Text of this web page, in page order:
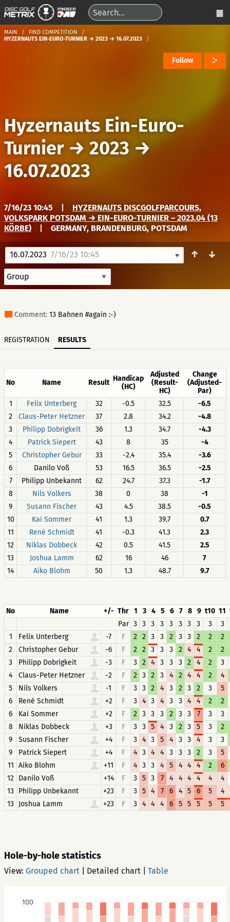
MAIN
FIND COMPETITION
HYZERNAUTS EIN-EURO-TURNIER → 2023 → 16.07.2023
Follow
Hyzernauts Ein-Euro-
Turnier→ 2023 →
16.07.2023
7/16/23 10:45
HYZERNAUTS DISCGOLFPARCOURS,
VOLKSPARK POTSDAM → EIN-EURO-TURNIER – 2023.04 (13
KÖRBE)
GERMANY, BRANDENBURG, POTSDAM
16.07.2023 7/16/23 10:45 ↑ ↓
Comment: 13 Bahnen #again :⁠-⁠)
REGISTRATION RESULTS
No Name Result Handicap
(HC)
Adjusted
(Result-
HC)
Change
(Adjusted-
Par)
1
Felix Unterberg 32 -0.5 32.5
-6.5
2
Claus-Peter Hetzner 37 2.8 34.2
-4.8
3
Philipp Dobrigkeit 36 1.3 34.7
-4.3
4
Patrick Siepert 43 8 35
-4
5
Christopher Gebur 33 -2.4 35.4
-3.6
6
Danilo Voß 53 16.5 36.5
-2.5
7
Philipp Unbekannt 62 24.7 37.3
-1.7
8
Nils Volkers 38 0 38
-1
9
Susann Fischer 43 4.5 38.5
-0.5
10
Kai Sommer 41 1.3 39.7
0.7
11
René Schmidt 41 -0.3 41.3
2.3
12
Niklas Dobbeck 42 0.5 41.5
2.5
13
Joshua Lamm 62 16 46
7
14
Aiko Blohm 50 1.3 48.7 9.7
No Name +/- Thr 1 3 4 5 6 7 8 9 t10 11
Par 3 3 3 3 3 3 3 3 3
3
1
Felix Unterberg -7 F 2 2 3 3 2 3 3 2 2
2
2
Christopher Gebur -6 F 2 2 3 3 3 2 4 4 2
2
3
Philipp Dobrigkeit -3 F 3 2 4 3 3 3 2 4 2
3
4
Claus-Peter Hetzner -2 F 2 3 2 3 4 2 4 4 2
4
5
Nils Volkers -1 F 3 3 2 4 3 2 3 2 3
5
6
René Schmidt +2 F 3 4 3 4 3 3 4 4 2
2
6
Kai Sommer +2 F 2 3 3 3 2 3 3 7 3
3
8
Niklas Dobbeck +3 F 3 3 5 4 3 2 3 5 3
2
9
Susann Fischer +4 F 3 4 3 5 4 3 3 4 3
3
9
Patrick Siepert +4 F 4 3 4 4 3 3 3 2 3
5
11 Aiko Blohm +11 F 4 3 3 4 5 4 4 4 2
6
12 Danilo Voß +14 F 3 5 3 7 4 4 4 4 4
4
13 Philipp Unbekannt +23 F 3 5 4 7 6 4 5 6 5
4
13 Joshua Lamm +23 F 3 4 4 4 6 5 5 5 5 5
Hole-by-hole statistics
View: Grouped chart Detailed chart Table
100